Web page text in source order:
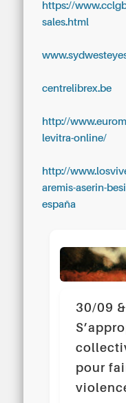
https://
sales.html
centrelibrex.be
http://
levitra-online/
http://
aremis-aserin-
españa
30/09
pour